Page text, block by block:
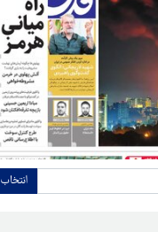
انتخاب